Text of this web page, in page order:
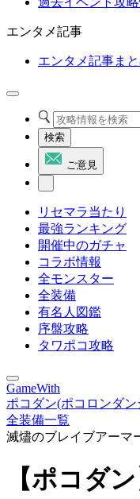
エンタメ記事
エンタメ記事ま
検索
ご意見
リセマラ当たり
最強ランキング
開催中のガチャ
コラボ情報
全モンスター
全装備
有名人図鑑
序盤攻略
タワポコ攻略
GameWith
ポコダン(ポコロンダ
全装備一覧
滅燼のブレイブアーマ
【ポコダ